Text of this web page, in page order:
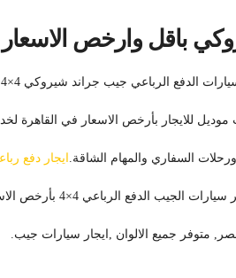
وارخص الاسعار 01100092199
الدفع الرباعي جيب جراند شيروكي 4×4 في
للايجار بأرخص الاسعار في القاهرة
السفاري والمهام الشاقة. ايجار دفع
الدفع الرباعي 4×4 بأرخص الاسعار,
متوفر جميع الالوان ,ايجار سيارات جيب.